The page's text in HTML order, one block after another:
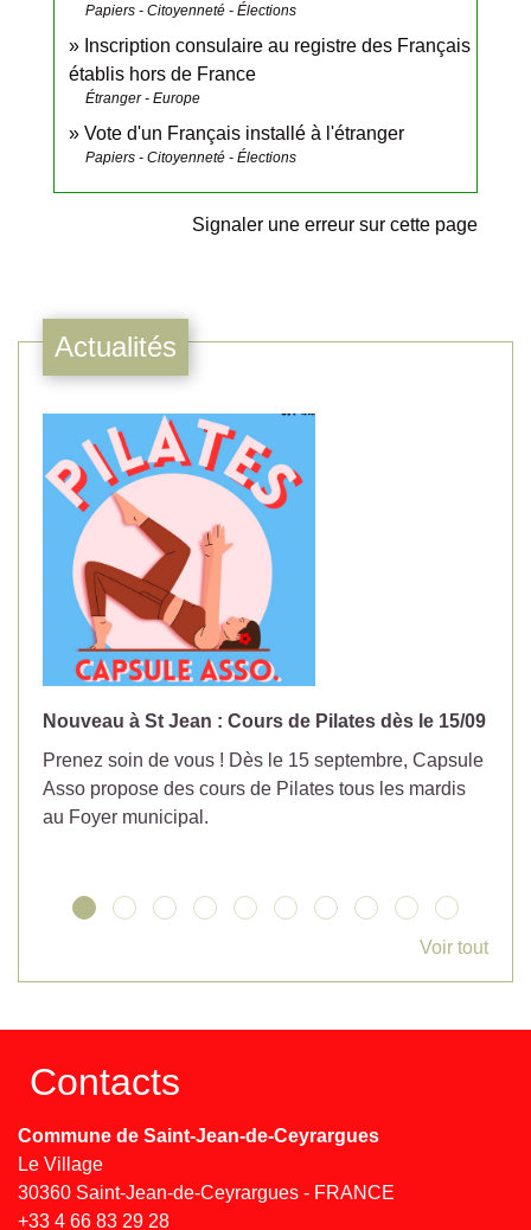
Papiers - Citoyenneté - Élections
Inscription consulaire au registre des Français
établis hors de France
Étranger - Europe
Vote d'un Français installé à l'étranger
Papiers - Citoyenneté - Élections
Signaler une erreur sur cette page
Actualités
Nouveau à St Jean : Cours de Pilates dès le 15/09
Prenez soin de vous ! Dès le 15 septembre, Capsule
Asso propose des cours de Pilates tous les mardis
au Foyer municipal.
Voir tout
Contacts
Commune de Saint-Jean-de-Ceyrargues
Le Village
30360 Saint-Jean-de-Ceyrargues - FRANCE
+33 4 66 83 29 28